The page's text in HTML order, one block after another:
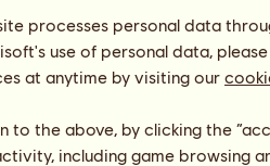
08:00
processes personal data
use of personal data,
at anytime by visiting our
to the above, by clicking the
including game browsing